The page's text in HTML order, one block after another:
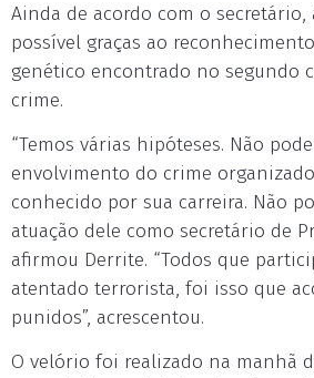
Ainda de acordo com o
possível graças ao
genético encontrado no segundo
crime.
“Temos várias hipóteses. Não
envolvimento do crime
conhecido por sua carreira. Não
atuação dele como secretário de
afirmou Derrite. “Todos que
atentado terrorista, foi isso que
punidos”, acrescentou.
O velório foi realizado na manhã